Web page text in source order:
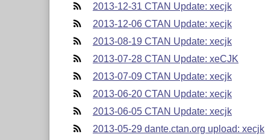
2013-12-31 CTAN Update: xecjk
2013-12-06 CTAN Update: xecjk
2013-08-19 CTAN Update: xecjk
2013-07-28 CTAN Update: xeCJK
2013-07-09 CTAN Update: xecjk
2013-06-20 CTAN Update: xecjk
2013-06-05 CTAN Update: xecjk
2013-05-29 dante.ctan.org upload: xecjk